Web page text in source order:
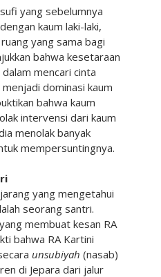
yang sebelumnya
kaum laki-laki,
yang sama bagi
bahwa kesetaraan
mencari cinta
dominasi kaum
bahwa kaum
intervensi dari kaum
menolak banyak
mempersuntingnya.
yang mengetahui
seorang santri.
membuat kesan RA
bahwa RA Kartini
unsubiyah (nasab)
di Jepara dari jalur